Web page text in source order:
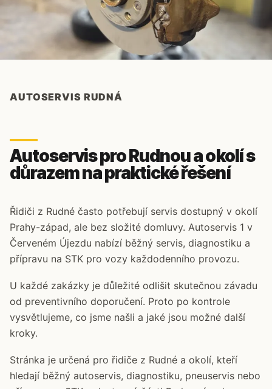
AUTOSERVIS RUDNÁ
Autoservis pro Rudnou a okolí s
důrazem na praktické řešení
Řidiči z Rudné často potřebují servis dostupný v okolí
Prahy-západ, ale bez složité domluvy. Autoservis 1 v
Červeném Újezdu nabízí běžný servis, diagnostiku a
přípravu na STK pro vozy každodenního provozu.
U každé zakázky je důležité odlišit skutečnou závadu
od preventivního doporučení. Proto po kontrole
vysvětlujeme, co jsme našli a jaké jsou možné další
kroky.
Stránka je určená pro řidiče z Rudné a okolí, kteří
hledají běžný autoservis, diagnostiku, pneuservis nebo